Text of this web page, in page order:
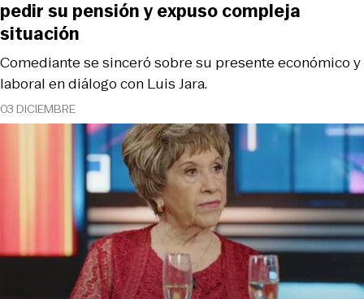
03 DICIEMBRE
Comediante se sinceró sobre su presente económico y
laboral en diálogo con Luis Jara.
pedir su pensión y expuso compleja
situación